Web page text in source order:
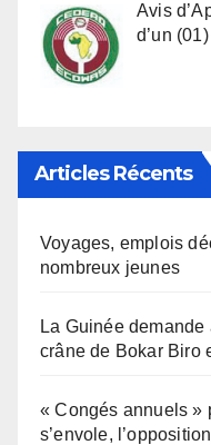
Avis
d’un
Articles Récents
Voyages, emplois
nombreux jeunes
La Guinée
crâne de Bokar Biro
« Congés annuels »
s’envole,